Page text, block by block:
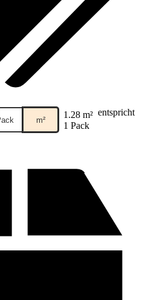
m² 1.28 m² entspricht
1 Pack